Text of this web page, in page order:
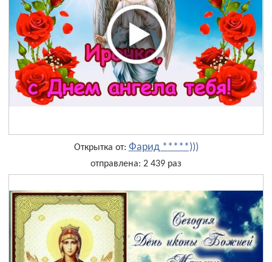
Открытка от: Фарид *****)))
отправлена: 2 439 раз